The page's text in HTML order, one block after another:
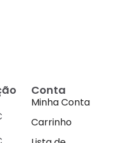
Conta
Minha Conta
Carrinho